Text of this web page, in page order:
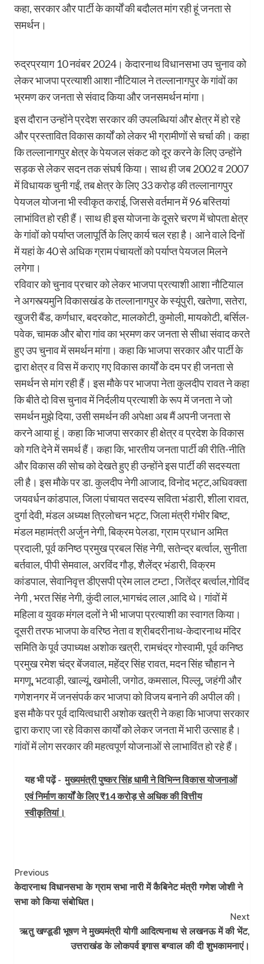
कहा, सरकार और पार्टी के कार्याें की बदौलत मांग रही हूं जनता से
समर्थन।
रुद्रप्रयाग 10 नवंबर 2024। केदारनाथ ​विधानसभा उप चुनाव को
लेकर भाजपा प्रत्याशी आशा नौटियाल ने तल्लानागपुर के गांवों का
भ्रमण कर जनता से संवाद किया और जनसमर्थन मांगा।
इस दौरान उन्होंने प्रदेश सरकार की उपलब्धियां और क्षेत्र में हो रहे
और प्रस्तावित विकास कार्यों को लेकर भी ग्रामीणों से चर्चा की। कहा
कि तल्लानागपुर क्षेत्र के पेयजल संकट को दूर करने के लिए उन्होंने
सड़क से लेकर सदन तक संघर्ष किया। साथ ही जब 2002 व 2007
में विधायक चुनी गईं, तब क्षेत्र के लिए 33 करोड़ की तल्लानागपुर
पेयजल योजना भी स्वीकृत कराई, जिससे वर्तमान में 96 ब​स्तियां
लाभांवित हो रही हैं। साथ ही इस योजना के दूसरे चरण में चोपता क्षेत्र
के गांवों को पर्याप्त जलापूर्ति के लिए कार्य चल रहा है। आने वाले दिनों
में यहां के 40 से अ​धिक ग्राम पंचायतों को पर्याप्त पेयजल मिलने
लगेगा।
रविवार को चुनाव प्रचार को लेकर भाजपा प्रत्याशी आशा नौटियाल
ने अगस्त्यमुनि विकासखंड के तल्लानागपुर के स्यूंपुरी, खतेणा, सतेरा,
खुजरी बैंड, कर्णधार, बदरकोट, मालकोटी, कुमोली, मायकोटी, बर्सिल-
पवेक, चामक और बोरा गांव का भ्रमण कर जनता से सीधा संवाद करते
हुए उप चुनाव में समर्थन मांगा। कहा कि भाजपा सरकार और पार्टी के
द्वारा क्षेत्र व विस में कराए गए विकास कार्यों के दम पर ही जनता से
समर्थन से मांग रही हैं। इस मौके पर भाजपा नेता कुलदीप रावत ने कहा
कि बीते दो विस चुनाव में निर्दलीय प्रत्याशी के रूप में जनता ने जो
समर्थन मुझे दिया, उसी समर्थन की अपेक्षा अब मैं अपनी जनता से
करने आया हूं। कहा कि भाजपा सरकार ही क्षेत्र व प्रदेश के विकास
को गति देने में समर्थ हैं। कहा कि, भारतीय जनता पार्टी की रीति-नीति
और विकास की सोच को देखते हुए ही उन्होंने इस पार्टी की सदस्यता
ली है। इस मौके पर डा. कुलदीप नेगी आजाद, विनोद भट्ट,अ​धिवक्ता
जयवर्धन कांडपाल, जिला पंचायत सदस्य सविता भंडारी, शीला रावत,
दुर्गा देवी, मंडल अध्यक्ष त्रिलोचन भट्ट, जिला मंत्री गंभीर बिष्ट,
मंडल महामंत्री अर्जुन नेगी, बिक्रम पेलडा, ग्राम प्रधान अ​मित
प्रदाली, पूर्व कनिष्ठ प्रमुख प्रबल सिंह नेगी, सतेन्द्र बर्त्वाल, सुनीता
बर्तवाल, पीपी सेमवाल, अरविंद गौड़, शैलेंद्र भंडारी, विक्रम
कांडपाल, सेवानिवृत्त डीएसपी प्रेम लाल टम्टा , जितेंद्र बर्त्वाल,गोविंद
नेगी , भरत सिंह नेगी, कुंदी लाल,भागचंद लाल ,आदि थे। गांवों में
महिला व युवक मंगल दलों ने भी भाजपा प्रत्याशी का स्वागत किया।
दूसरी तरफ भाजपा के वरिष्ठ नेता व श्रीबदरीनाथ-केदारनाथ मंदिर
समिति के पूर्व उपाध्यक्ष अशोक खत्री, रामचंद्र गोस्वामी, पूर्व कनिष्ठ
प्रमुख रमेश चंद्र बेंजवाल, महेंद्र सिंह रावत, मदन सिंह चौहान ने
मगणू, भटवाड़ी, खाल्यूं, खमोली, जगोठ, कमसाल, पिल्लू, जहंगी और
गणेशनगर में जनसंपर्क कर भाजपा को विजय बनाने की अपील की।
इस मौके पर पूर्व दायित्वधारी अशोक खत्री ने कहा कि भाजपा सरकार
द्वारा कराए जा रहे विकास कार्यों को लेकर जनता में भारी उत्साह है।
गांवों में लोग सरकार की महत्वपूर्ण योजनाओं से लाभाविंत हो रहे हैं।
यह भी पढ़ें - मुख्यमंत्री पुष्कर सिंह धामी ने विभिन्न विकास योजनाओं
एवं निर्माण कार्यों के लिए ₹14 करोड़ से अधिक की वित्तीय
स्वीकृतियां।
Post
Navigation
Previous
केदारनाथ विधानसभा के ग्राम सभा नारी में कैबिनेट मंत्री गणेश जोशी ने
सभा को किया संबोधित।
Next
ऋतु खण्डूडी भूषण ने मुख्यमंत्री योगी आदित्यनाथ से लखनऊ में की भेंट,
उत्तराखंड के लोकपर्व इगास बग्वाल की दी शुभकामनाएं।